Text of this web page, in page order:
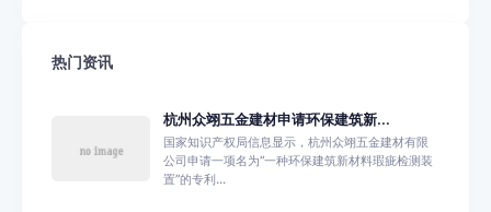
热门资讯
杭州众翊五金建材申请环保建筑新...
国家知识产权局信息显示，杭州众翊五金建材有限
公司申请一项名为“一种环保建筑新材料瑕疵检测装
置”的专利...